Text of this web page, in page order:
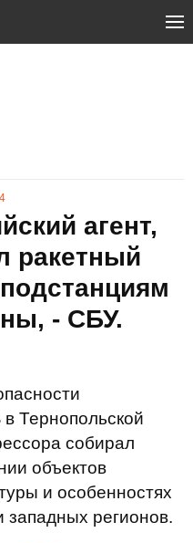
агент,
ракетный
- СБУ.
Тернопольской
собирал
объектов
и особенностях
западных регионов.